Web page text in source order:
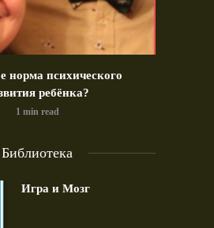
норма психического
ребёнка?
1 min read
Библиотека
Игра и Мозг